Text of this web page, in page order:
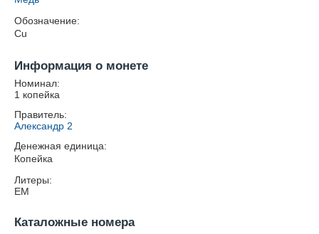
Обозначение:
Cu
Информация о монете
Номинал:
1 копейка
Правитель:
Александр 2
Денежная единица:
Копейка
Литеры:
ЕМ
Каталожные номера